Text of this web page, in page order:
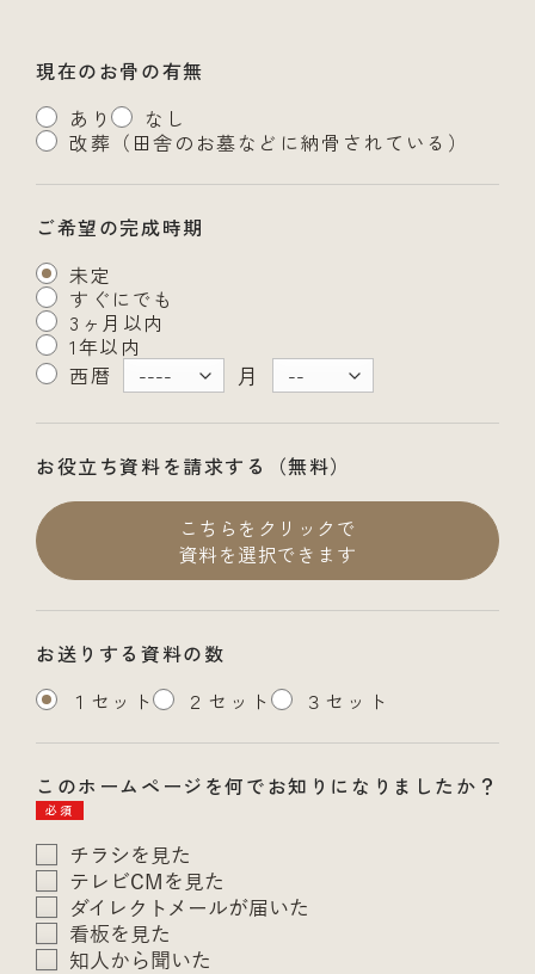
現在のお骨の有無
あり
なし
改葬（田舎のお墓などに納骨されている）
ご希望の完成時期
未定
すぐにでも
3ヶ月以内
1年以内
西暦
月
お役立ち資料を請求する（無料）
こちらをクリックで
資料を選択できます
お送りする資料の数
１セット
２セット ３セット
このホームページを何でお知りになりましたか？
必須
チラシを見た
テレビCMを見た
ダイレクトメールが届いた
看板を見た
知人から聞いた